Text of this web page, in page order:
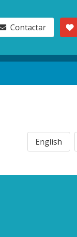
Contactar
English